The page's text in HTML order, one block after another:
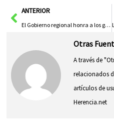
AntANTERIOR
El Gobierno regional honra a los galardonados con las Medallas al Mérito Cultural y resalta la importancia de la cultura en Castilla-La Mancha
Otras
A través de
relacionados
artículos de
Herencia.net